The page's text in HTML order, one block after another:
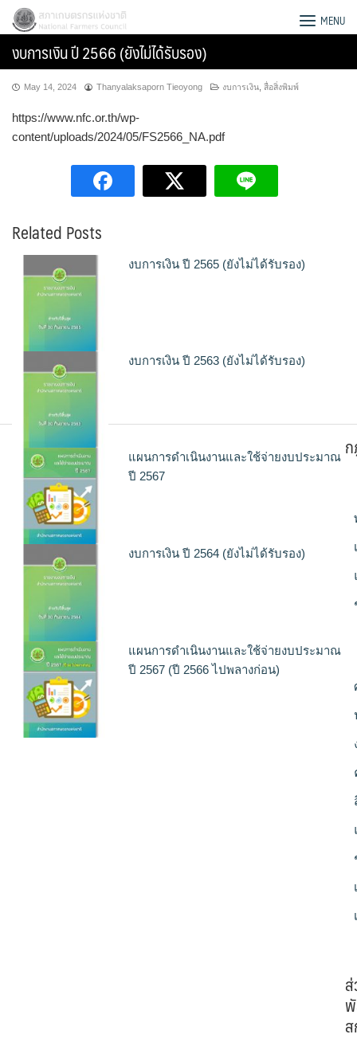
Skip
content
สภาเกษตรกรแห่งชาติ MENU
งบการเงิน ปี 2566 (ยังไม่ได้รับรอง)
May 14, 2024 Thanyalaksaporn Tieoyong งบการเงิน สื่อสิ่งพิมพ์
https://www.nfc.or.th/wp-
content/uploads/2024/05/FS2566_NA.pdf
Related Posts
งบการเงิน ปี 2565 (ยังไม่ได้รับรอง)
งบการเงิน ปี 2563 (ยังไม่ได้รับรอง)
แผนการดำเนินงานและใช้จ่ายงบประมาณ
ปี 2567
งบการเงิน ปี 2564 (ยังไม่ได้รับรอง)
แผนการดำเนินงานและใช้จ่ายงบประมาณ
ปี 2567 (ปี 2566 ไปพลางก่อน)